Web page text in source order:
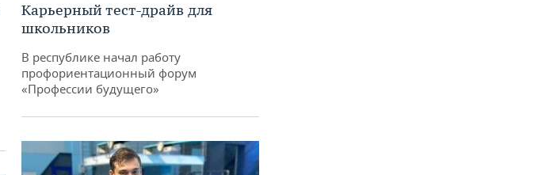
Карьерный тест-драйв для
школьников
В республике начал работу
профориентационный форум
«Профессии будущего»